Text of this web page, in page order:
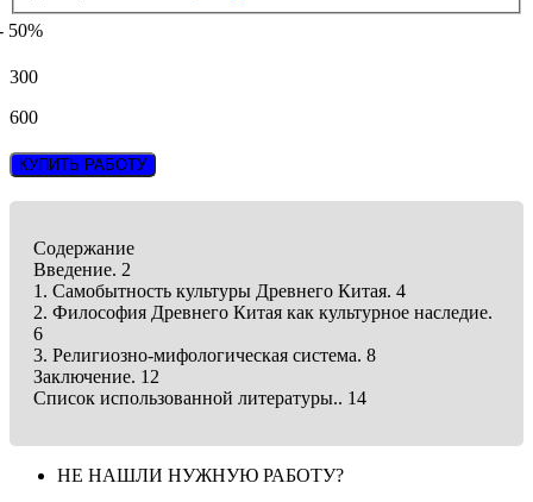
50%
300
600
КУПИТЬ РАБОТУ
Содержание
Введение. 2
1. Самобытность культуры Древнего Китая. 4
2. Философия Древнего Китая как культурное наследие.
6
3. Религиозно-мифологическая система. 8
Заключение. 12
Список использованной литературы.. 14
НЕ НАШЛИ НУЖНУЮ РАБОТУ?